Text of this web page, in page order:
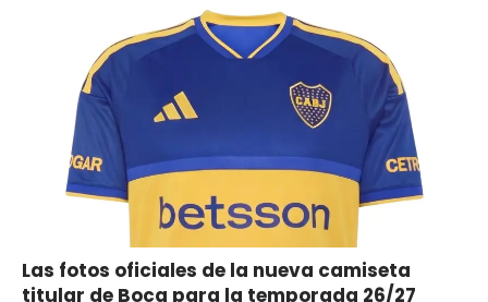
Las fotos oficiales de la nueva camiseta
titular de Boca para la temporada 26/27